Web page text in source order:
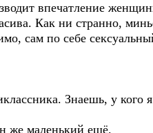
впечатление
Как ни странно,
сам по себе
Знаешь, у кого
же маленький ещё.